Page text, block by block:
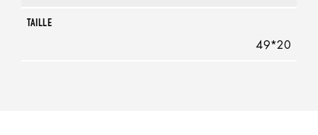
TAILLE
49*20